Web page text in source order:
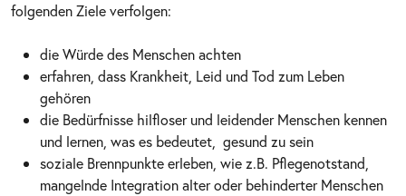
folgenden Ziele verfolgen:
die Würde des Menschen achten
erfahren, dass Krankheit, Leid und Tod zum Leben
gehören
die Bedürfnisse hilfloser und leidender Menschen kennen
und lernen, was es bedeutet, gesund zu sein
soziale Brennpunkte erleben, wie z.B. Pflegenotstand,
mangelnde Integration alter oder behinderter Menschen